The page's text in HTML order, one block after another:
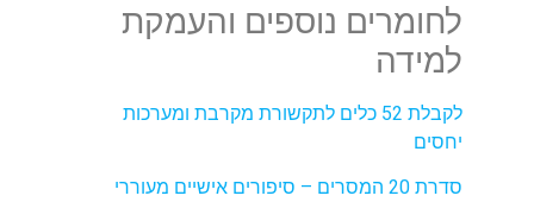
לחומרים נוספים והעמקת
למידה
לקבלת 52 כלים לתקשורת מקרבת ומערכות
יחסים
סדרת 20 המסרים – סיפורים אישיים מעוררי